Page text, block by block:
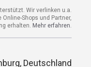
Wir verlinken u.a.
Shops und Partner,
erhalten. Mehr erfahren.
Deutschland